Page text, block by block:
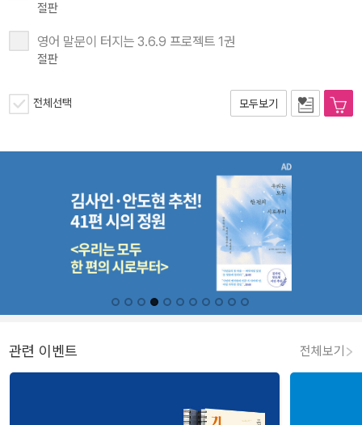
절판
영어 말문이 터지는 3.6.9 프로젝트 1권
절판
전체선택 모두보기
관련 이벤트 전체보기